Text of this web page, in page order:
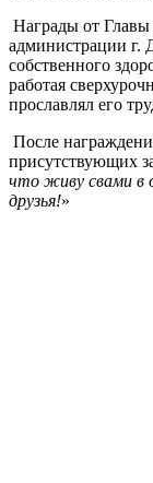
Награды от
администрации г.
собственного
работая
прославлял его
После
присутствующих
что живу свами в
друзья!»